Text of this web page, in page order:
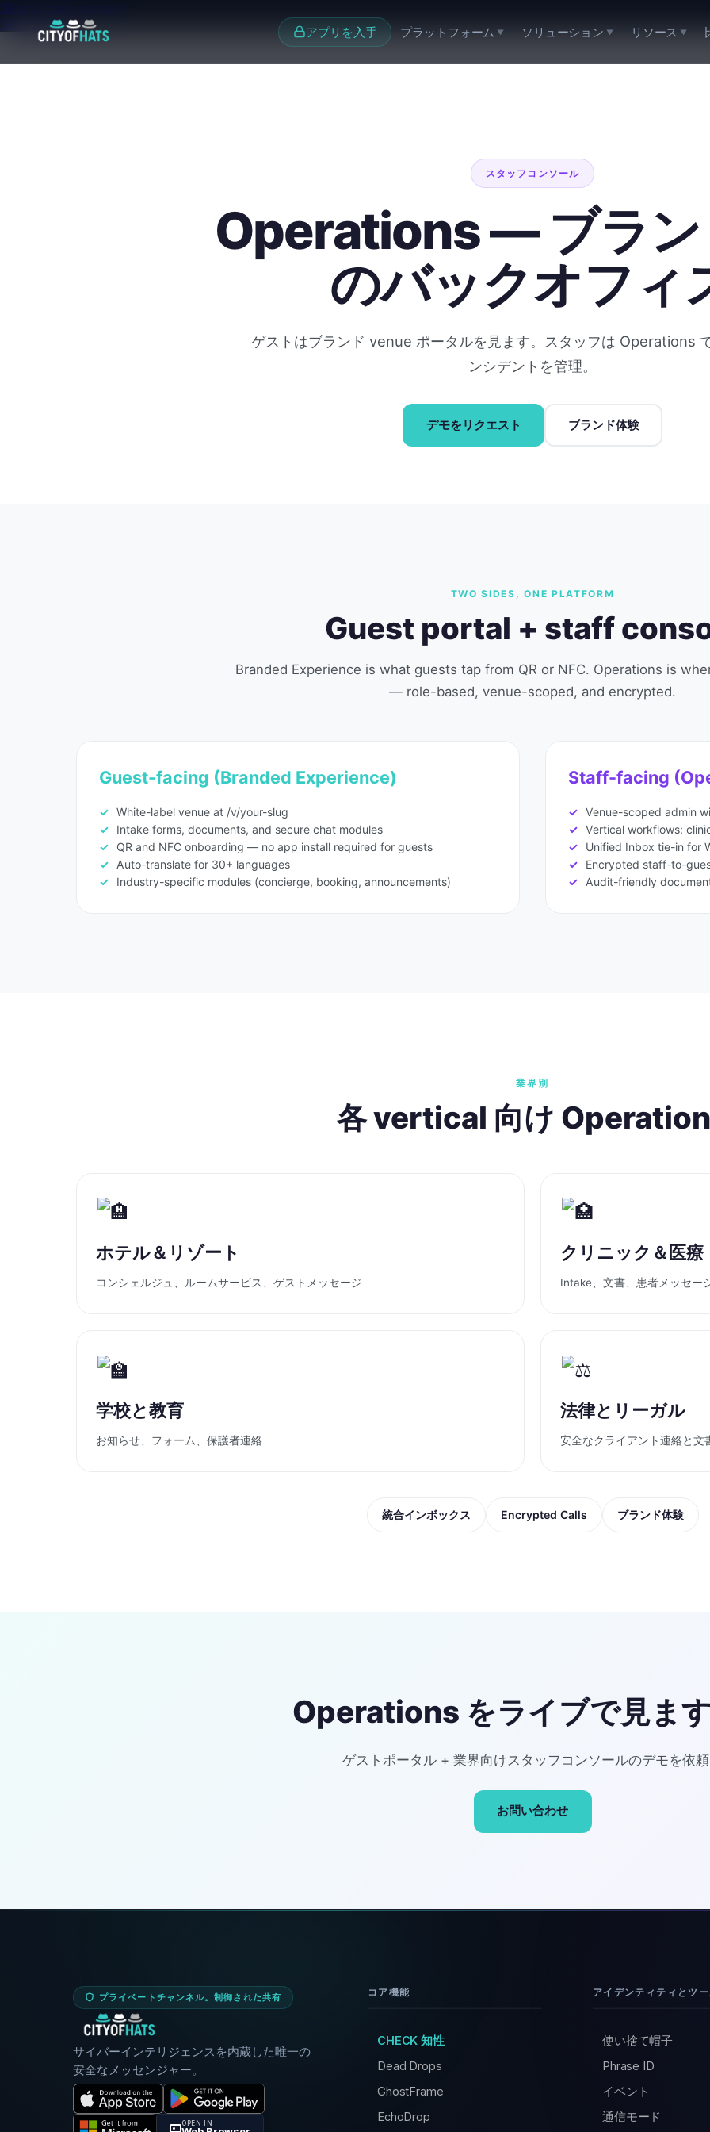
Skip to main content
Skip to footer
アプリを入手 プラットフォーム ▼ ソリューション ▼ リソース ▼
スタッフコンソール
Operations — ブラン
のバックオフィ
ゲストはブランド venue ポータルを見ます。スタッフは Operations
ンシデントを管理。
デモをリクエスト ブランド体験
TWO SIDES, ONE PLATFORM
Guest portal + staff
Branded Experience is what guests tap from QR or NFC. Operations is
— role-based, venue-scoped, and encrypted.
Guest-facing (Branded Experience)
White-label venue at /v/your-slug
Intake forms, documents, and secure chat modules
QR and NFC onboarding — no app install required for guests
Auto-translate for 30+ languages
Industry-specific modules (concierge, booking, announcements)
Staff-facing
Venue-scoped admin
Vertical workflows:
Unified Inbox tie-in for
Encrypted staff-to-
Audit-friendly
業界別
各 vertical 向け
ホテル＆リゾート
コンシェルジュ、ルームサービス、ゲストメッセージ
クリニック＆医療
Intake、文書、患者メッセー
学校と教育
お知らせ、フォーム、保護者連絡
法律とリーガル
安全なクライアント連絡と文
統合インボックス Encrypted Calls ブランド体験
Operations をライブで見ま
ゲストポータル + 業界向けスタッフコンソールのデモを依
お問い合わせ
プライベートチャンネル。制御された共有
サイバーインテリジェンスを内蔵した唯一の
安全なメッセンジャー。
OPEN IN
コア機能
CHECK 知性
Dead Drops
GhostFrame
EchoDrop
アイデンティティとツ
使い捨て帽子
Phrase ID
イベント
通信モード